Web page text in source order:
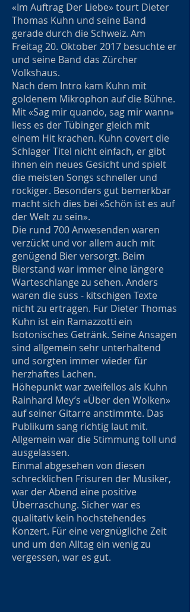
«Im Auftrag Der Liebe» tourt Dieter
Thomas Kuhn und seine Band
gerade durch die Schweiz. Am
Freitag 20. Oktober 2017 besuchte er
und seine Band das Zürcher
Volkshaus.
Nach dem Intro kam Kuhn mit
goldenem Mikrophon auf die Bühne.
Mit «Sag mir quando, sag mir wann»
liess es der Tübinger gleich mit
einem Hit krachen. Kuhn covert die
Schlager Titel nicht einfach, er gibt
ihnen ein neues Gesicht und spielt
die meisten Songs schneller und
rockiger. Besonders gut bemerkbar
macht sich dies bei «Schön ist es auf
der Welt zu sein».
Die rund 700 Anwesenden waren
verzückt und vor allem auch mit
genügend Bier versorgt. Beim
Bierstand war immer eine längere
Warteschlange zu sehen. Anders
waren die süss - kitschigen Texte
nicht zu ertragen. Für Dieter Thomas
Kuhn ist ein Ramazzotti ein
Isotonisches Getränk. Seine Ansagen
sind allgemein sehr unterhaltend
und sorgten immer wieder für
herzhaftes Lachen.
Höhepunkt war zweifellos als Kuhn
Rainhard Mey’s «Über den Wolken»
auf seiner Gitarre anstimmte. Das
Publikum sang richtig laut mit.
Allgemein war die Stimmung toll und
ausgelassen.
Einmal abgesehen von diesen
schrecklichen Frisuren der Musiker,
war der Abend eine positive
Überraschung. Sicher war es
qualitativ kein hochstehendes
Konzert. Für eine vergnügliche Zeit
und um den Alltag ein wenig zu
vergessen, war es gut.